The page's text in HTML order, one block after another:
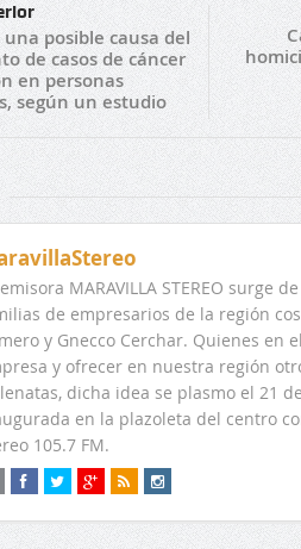
una posible causa del
de casos de cáncer
en personas
según un estudio
MARAVILLA STEREO surge
de empresarios de la región
y Gnecco Cerchar. Quienes en
y ofrecer en nuestra región
dicha idea se plasmo el 21
en la plazoleta del centro
105.7 FM.